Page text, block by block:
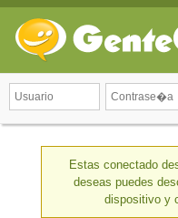
Estas conectado
deseas puedes
dispositivo y